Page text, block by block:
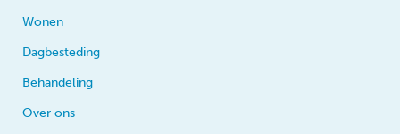
Wonen
Dagbesteding
Behandeling
Over ons